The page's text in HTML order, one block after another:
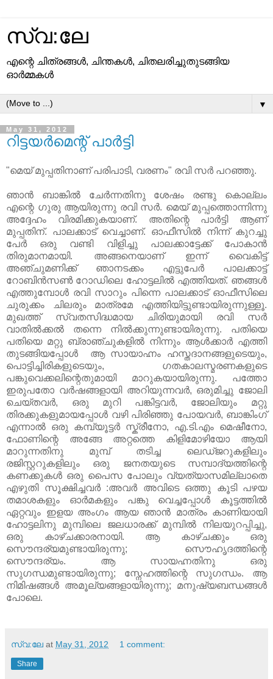
സ്വ:ലേ
എന്റെ ചിത്രങ്ങള്‍, ചിന്തകള്‍, ചിതലരിച്ചുതുടങ്ങിയ
ഓര്‍മ്മകള്‍
▼
May 31, 2012
റിട്ടയര്‍മെന്റ് പാര്‍ട്ടി
"മെയ്‌ മുപ്പതിനാണ് പരിപാടി, വരണം" രവി സര്‍ പറഞ്ഞു.
ഞാന്‍ ബാങ്കില്‍ ചേര്‍ന്നതിനു ശേഷം രണ്ടു കൊല്ലം
എന്റെ ഗുരു ആയിരുന്നു രവി സര്‍. മെയ്‌ മുപ്പത്തൊന്നിന്നു
അദ്ദേഹം വിരമിക്കുകയാണ്. അതിന്റെ പാര്‍ട്ടി ആണ്
മുപ്പതിന്. പാലക്കാട്‌ വെച്ചാണ്. ഓഫീസില്‍ നിന്ന് കുറച്ചു
പേര്‍ ഒരു വണ്ടി വിളിച്ചു പാലക്കാട്ടേക്ക് പോകാന്‍
തിരുമാനമായി. അങ്ങനെയാണ് ഇന്ന് വൈകിട്ട്
അഞ്ചുമണിക്ക് ഞാനടക്കം എട്ടുപേര്‍ പാലക്കാട്ട്
റോബിന്‍സണ്‍ റോഡിലെ ഹോട്ടലില്‍ എത്തിയത്. ഞങ്ങള്‍
എത്തുമ്പോള്‍ രവി സാറും പിന്നെ പാലക്കാട്‌ ഓഫീസിലെ
ചുരുക്കം ചിലരും മാത്രമേ എത്തിയിട്ടുണ്ടായിരുന്നുള്ളൂ.
മുഖത്ത് സ്വതസിദ്ധമായ ചിരിയുമായി രവി സര്‍
വാതില്‍ക്കല്‍ തന്നെ നില്‍ക്കുന്നുണ്ടായിരുന്നു. പതിയെ
പതിയെ മറ്റു ബ്രാഞ്ചുകളില്‍ നിന്നും ആള്‍ക്കാര്‍ എത്തി
തുടങ്ങിയപ്പോള്‍ ആ സായാഹ്നം ഹസ്തദാനങ്ങളുടെയും,
പൊട്ടിച്ചിരികളുടെയും, ഗതകാലസ്മരണകളുടെ
പങ്കുവെക്കലിന്റെതുമായി മാറുകയായിരുന്നു. പത്തോ
ഇരുപതോ വര്‍ഷങ്ങളായി അറിയുന്നവര്‍, ഒരുമിച്ചു ജോലി
ചെയ്തവര്‍, ഒരു മുറി പങ്കിട്ടവര്‍, ജോലിയും മറ്റു
തിരക്കുകളുമായപ്പോള്‍ വഴി പിരിഞ്ഞു പോയവര്‍, ബാങ്കിംഗ്
എന്നാല്‍ ഒരു കമ്പ്യൂട്ടര്‍ സ്ക്രീനോ, എ.ടി.എം മെഷീനോ,
ഫോണിന്റെ അങ്ങേ അറ്റത്തെ കിളിമോഴിയോ ആയി
മാറുന്നതിനു മുമ്പ് തടിച്ച ലെഡ്ജറുകളിലും
രജിസ്റ്ററുകളിലും ഒരു ജനതയുടെ സമ്പാദ്യത്തിന്റെ
കണക്കുകള്‍ ഒരു പൈസ പോലും വ്യത്യാസമില്ലാതെ
എഴുതി സൂക്ഷിച്ചവര്‍ :അവര്‍ അവിടെ ഒത്തു കൂടി പഴയ
തമാശകളും ഓര്‍മകളും പങ്കു വെച്ചപ്പോള്‍ കൂട്ടത്തില്‍
ഏറ്റവും ഇളയ അംഗം ആയ ഞാന്‍ മാത്രം കാണിയായി
ഹോട്ടലിനു മുമ്പിലെ ജലധാരക്ക് മുമ്പില്‍ നിലയുറപ്പിച്ചു,
ഒരു കാഴ്ചക്കാരനായി. ആ കാഴ്ചക്കും ഒരു
സൌന്ദര്യമുണ്ടായിരുന്നു; സൌഹൃദത്തിന്റെ
സൌന്ദര്യം. ആ സായഹ്നതിനു ഒരു
സുഗന്ധമുണ്ടായിരുന്നു; സ്നേഹത്തിന്റെ സുഗന്ധം. ആ
നിമിഷങ്ങള്‍ അമൂല്യങ്ങളായിരുന്നു; മനുഷ്യബന്ധങ്ങള്‍
പോലെ.
സ്വ:ലേ at May 31, 2012 1 comment:
Share